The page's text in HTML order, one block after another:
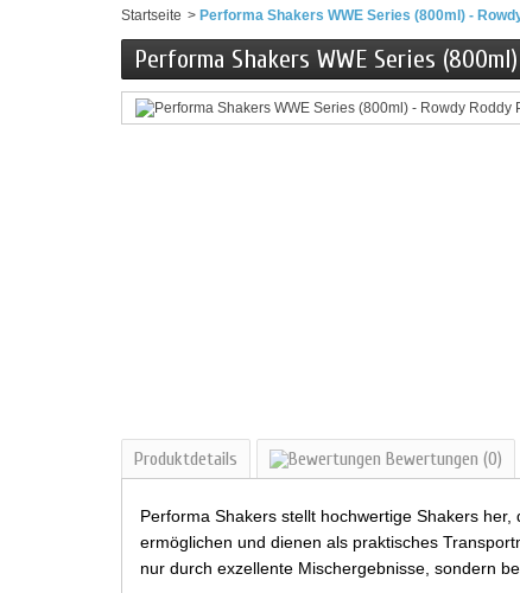
Startseite > Performa Shakers WWE Series (800ml) -
Performa Shakers WWE Series
Produktdetails Bewertungen (0)
Performa Shakers stellt hochwertige Shakers
ermöglichen und dienen als praktisches
nur durch exzellente Mischergebnisse, sondern